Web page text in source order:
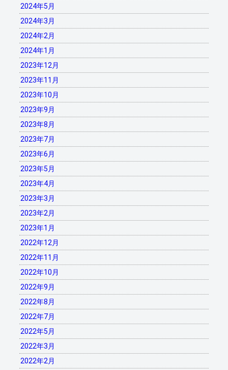
2024年5月
2024年3月
2024年2月
2024年1月
2023年12月
2023年11月
2023年10月
2023年9月
2023年8月
2023年7月
2023年6月
2023年5月
2023年4月
2023年3月
2023年2月
2023年1月
2022年12月
2022年11月
2022年10月
2022年9月
2022年8月
2022年7月
2022年5月
2022年3月
2022年2月